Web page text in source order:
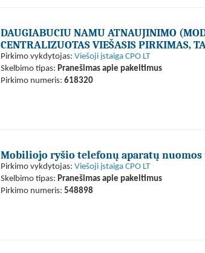
DAUGIABUCIU NAMU ATNAUJINIMO
CENTRALIZUOTAS VIEŠASIS PIRKIMAS,
Pirkimo vykdytojas: Viešoji įstaiga CPO LT
Skelbimo tipas: Pranešimas apie pakeitimus
Pirkimo numeris: 618320
Mobiliojo ryšio telefonų aparatų
Pirkimo vykdytojas: Viešoji įstaiga CPO LT
Skelbimo tipas: Pranešimas apie pakeitimus
Pirkimo numeris: 548898